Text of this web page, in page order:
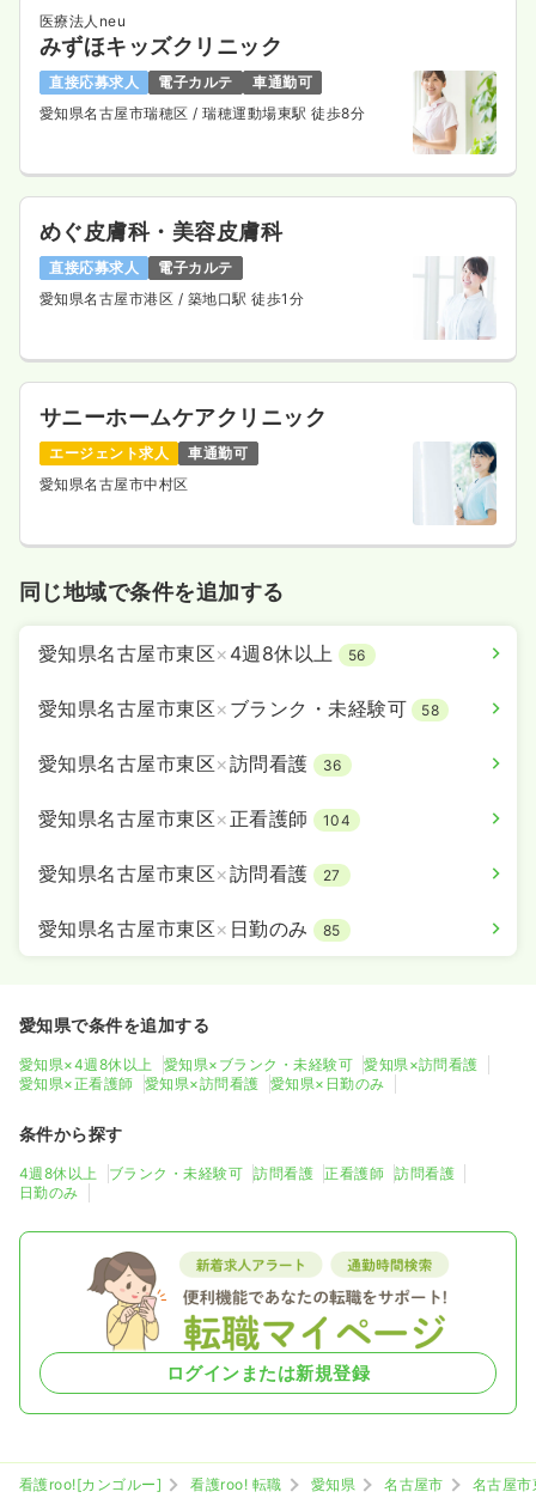
医療法人neu
みずほキッズクリニック
直接応募求人 電子カルテ
車通勤可
愛知県名古屋市瑞穂区/ 瑞穂運動場東駅 徒歩8分
めぐ皮膚科・美容皮膚科
直接応募求人
電子カルテ
愛知県名古屋市港区 / 築地口駅 徒歩1分
サニーホームケアクリニック
エージェント求人
車通勤可
愛知県名古屋市中村区
同じ地域で条件を追加する
愛知県名古屋市東区× 4週8休以上 56
愛知県名古屋市東区× ブランク・未経験可 58
愛知県名古屋市東区×訪問看護 36
愛知県名古屋市東区× 正看護師 104
愛知県名古屋市東区×訪問看護 27
愛知県名古屋市東区× 日勤のみ 85
愛知県で条件を追加する
愛知県×4週8休以上 愛知県×ブランク・未経験可
愛知県×訪問看護
愛知県×正看護師
愛知県×訪問看護 愛知県×日勤のみ
条件から探す
4週8休以上 ブランク・未経験可 訪問看護 正看護師
訪問看護
日勤のみ
ログインまたは新規登録
看護roo![カンゴルー] 看護roo! 転職 愛知県 名古屋市
名古屋市